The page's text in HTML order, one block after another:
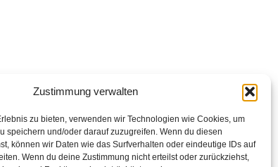
Zustimmung verwalten
zu bieten, verwenden wir Technologien wie Cookies, um
speichern und/oder darauf zuzugreifen. Wenn du diesen
können wir Daten wie das Surfverhalten oder eindeutige IDs auf
Wenn du deine Zustimmung nicht erteilst oder zurückziehst,